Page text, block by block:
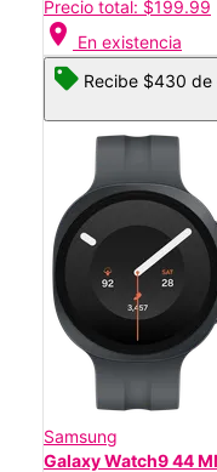
Precio total: $199.99
location_on En existencia
Recibe $430 de
Samsung
Galaxy Watch9 44